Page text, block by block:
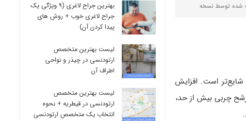
شده توسط نسخه
شایع‌تر است. افزایش
چربی بیش از حد،
بهترین جراح لاغری (9 ویژگی یک
جراح لاغری خوب + روش های
پیدا کردن آن)
لیست بهترین متخصص
ارتودنسی در چیذر و نواحی
اطراف آن
لیست بهترین متخصص
ارتودنسی در قیطریه + نحوه
انتخاب یک متخصص ارتودنسی